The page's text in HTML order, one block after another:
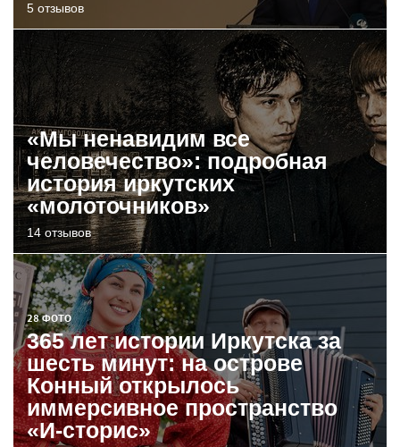
5 отзывов
«Мы ненавидим все
человечество»: подробная
история иркутских
«молоточников»
14 отзывов
28 ФОТО
365 лет истории Иркутска за
шесть минут: на острове
Конный открылось
иммерсивное пространство
«И-сторис»